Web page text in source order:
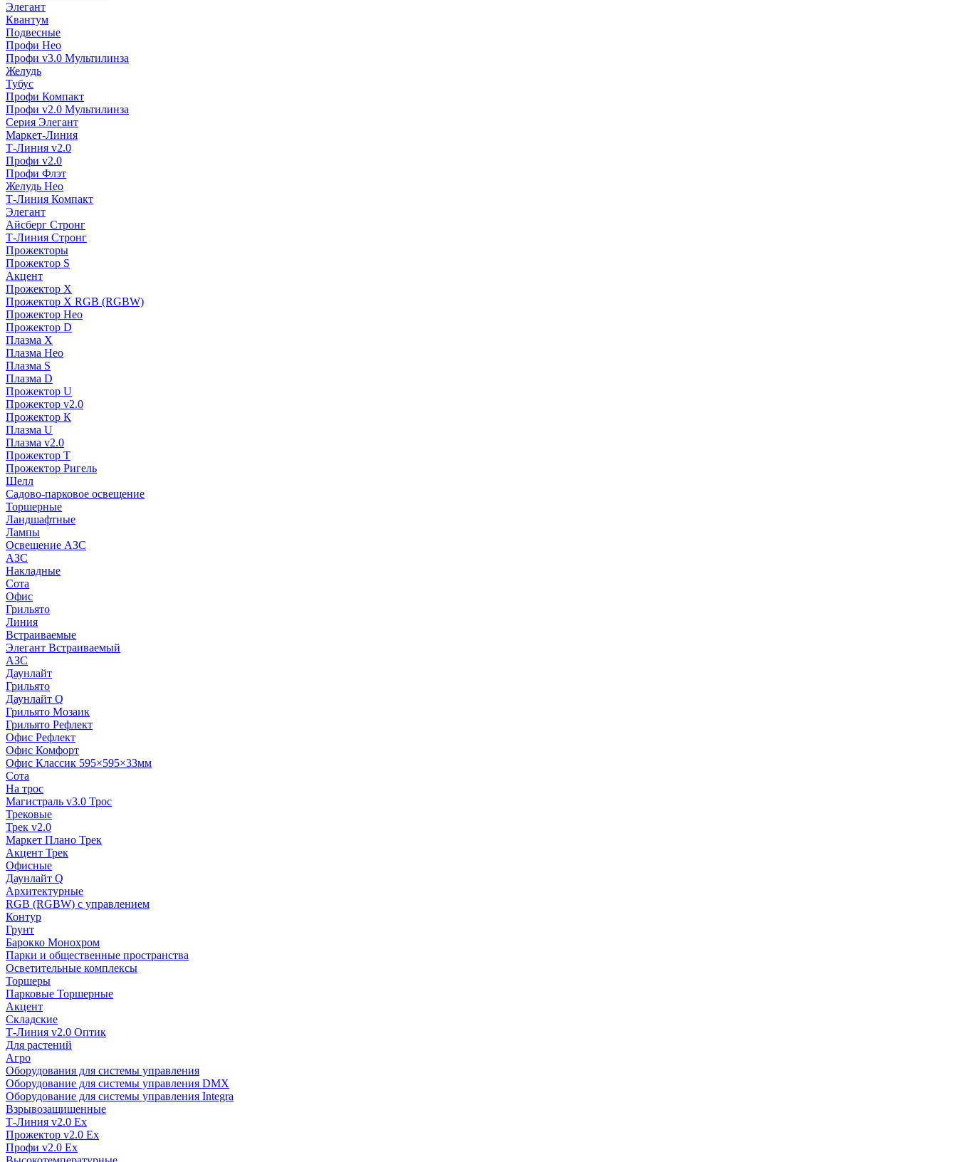
Элегант
Квантум
Подвесные
Профи Нео
Профи v3.0 Мультилинза
Желудь
Тубус
Профи Компакт
Профи v2.0 Мультилинза
Серия Элегант
Маркет-Линия
Т-Линия v2.0
Профи v2.0
Профи Флэт
Желудь Нео
Т-Линия Компакт
Элегант
Айсберг Стронг
Т-Линия Стронг
Прожекторы
Прожектор S
Акцент
Прожектор X
Прожектор Х RGB (RGBW)
Прожектор Нео
Прожектор D
Плазма X
Плазма Нео
Плазма S
Плазма D
Прожектор U
Прожектор v2.0
Прожектор К
Плазма U
Плазма v2.0
Прожектор Т
Прожектор Ригель
Шелл
Садово-парковое освещение
Торшерные
Ландшафтные
Лампы
Освещение АЗС
АЗС
Накладные
Сота
Офис
Грильято
Линия
Встраиваемые
Элегант Встраиваемый
АЗС
Даунлайт
Грильято
Даунлайт Q
Грильято Мозаик
Грильято Рефлект
Офис Рефлект
Офис Комфорт
Офис Классик 595×595×33мм
Сота
На трос
Магистраль v3.0 Трос
Трековые
Трек v2.0
Маркет Плано Трек
Акцент Трек
Офисные
Даунлайт Q
Архитектурные
RGB (RGBW) с управлением
Контур
Грунт
Барокко Монохром
Парки и общественные пространства
Осветительные комплексы
Торшеры
Парковые Торшерные
Акцент
Складские
Т-Линия v2.0 Оптик
Для растений
Агро
Оборудования для системы управления
Оборудование для системы управления DMX
Оборудование для системы управления Integra
Взрывозащищенные
Т-Линия v2.0 Ex
Прожектор v2.0 Ex
Профи v2.0 Ex